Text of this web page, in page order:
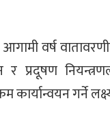
वर्ष
प्रदूषण
कार्यान्वयन गर्ने